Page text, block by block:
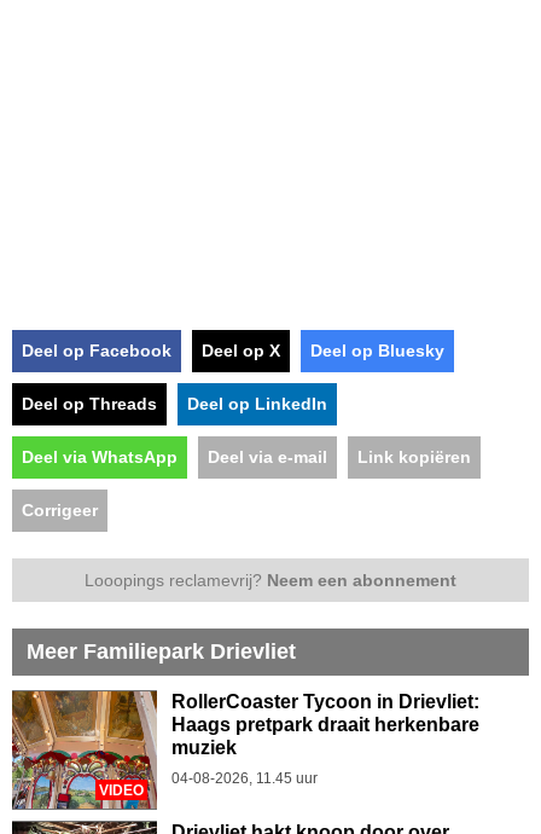
Deel op Facebook Deel op X Deel op Bluesky
Deel op Threads Deel op LinkedIn
Deel via WhatsApp Deel via e-mail Link kopiëren
Corrigeer
Looopings reclamevrij? Neem een abonnement
Meer Familiepark Drievliet
VIDEO
RollerCoaster Tycoon in Drievliet:
Haags pretpark draait herkenbare
muziek
04-08-2026, 11.45 uur